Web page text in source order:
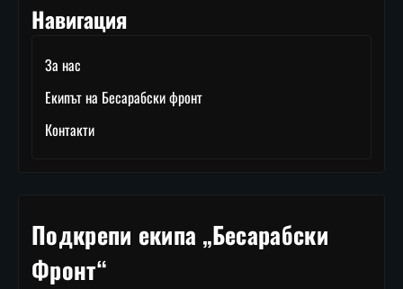
Навигация
За нас
Екипът на Бесарабски фронт
Контакти
Подкрепи екипа „Бесарабски
Фронт“